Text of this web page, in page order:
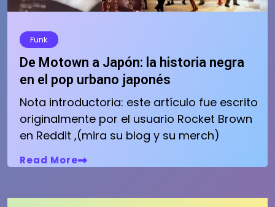
Funk
De Motown a Japón: la historia negra
en el pop urbano japonés
Nota introductoria: este artículo fue escrito
originalmente por el usuario Rocket Brown
en Reddit ,(mira su blog y su merch)
Read More